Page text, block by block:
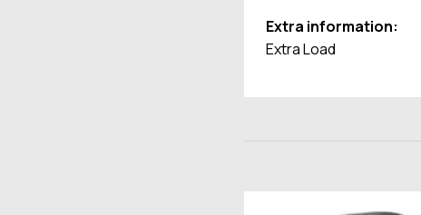
Extra information:
Extra Load